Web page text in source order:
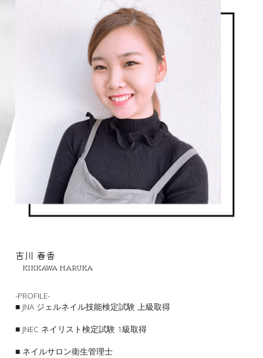
吉川 春香
KIKKAWA HARUKA
-PROFILE-
■ JNA ジェルネイル技能検定試験 上級取得
■ JNEC ネイリスト検定試験 1級取得
■ ネイルサロン衛生管理士